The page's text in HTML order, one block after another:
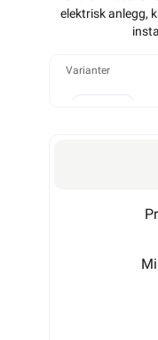
elektrisk anlegg,
Varianter